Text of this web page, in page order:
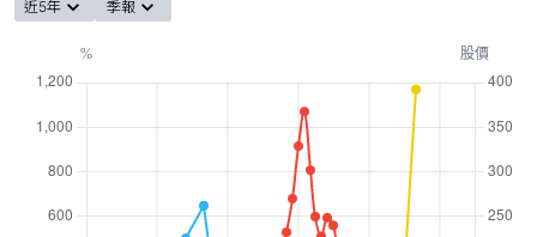
近5年 季報